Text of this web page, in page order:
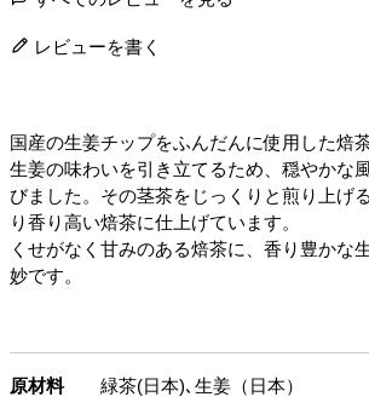
レビューを書く
国産の生姜チップをふんだんに使用した焙茶
生姜の味わいを引き立てるため、穏やかな
びました。その茎茶をじっくりと煎り上げ
り香り高い焙茶に仕上げています。
くせがなく甘みのある焙茶に、香り豊かな
妙です。
原材料 緑茶(日本)､生姜（日本）